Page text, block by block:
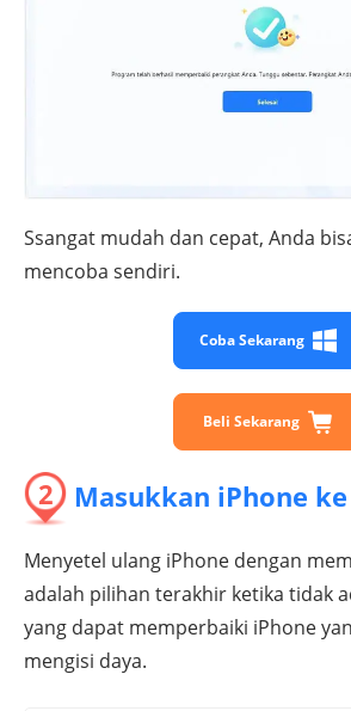
Ssangat mudah dan cepat, Anda
mencoba sendiri.
Coba Sekarang
Beli Sekarang
2 Masukkan iPhone
Menyetel ulang iPhone dengan
adalah pilihan terakhir ketika tidak
yang dapat memperbaiki iPhone
mengisi daya.